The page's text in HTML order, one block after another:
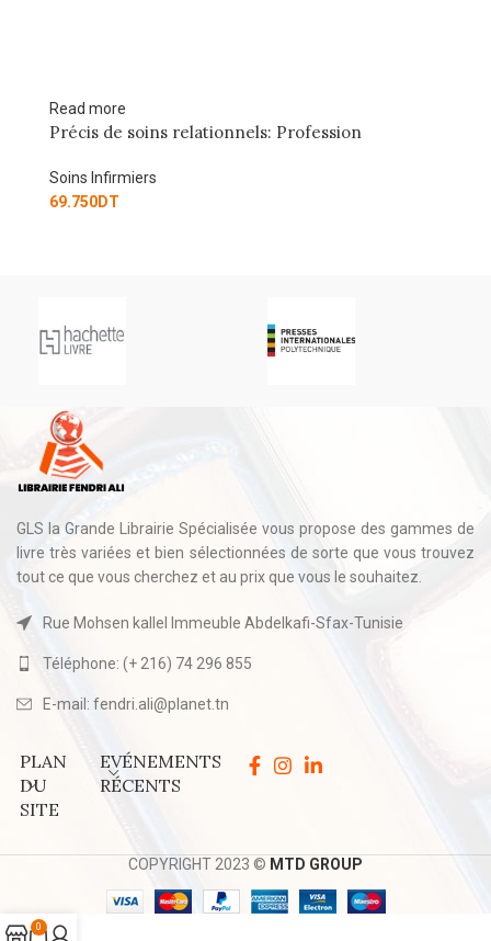
more
de soins relationnels: Profession
Infirmiers
DT
GLS la Grande Librairie Spécialisée vous propose des gammes de
livre très variées et bien sélectionnées de sorte que vous trouvez
tout ce que vous cherchez et au prix que vous le souhaitez.
Rue Mohsen kallel Immeuble Abdelkafi-Sfax-Tunisie
Téléphone: (+ 216) 74 296 855
E-mail: fendri.ali@planet.tn
PLAN
DU
SITE
EVÉNEMENTS
RÉCENTS
COPYRIGHT 2023 © MTD GROUP
0